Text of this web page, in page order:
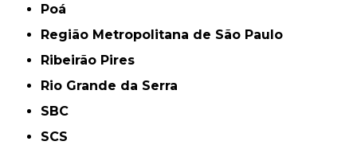
Poá
Região Metropolitana de São Paulo
Ribeirão Pires
Rio Grande da Serra
SBC
SCS